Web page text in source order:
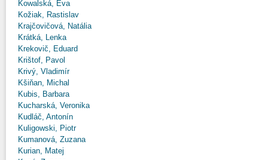
Kowalská, Eva
Kožiak, Rastislav
Krajčovičová, Natália
Krátká, Lenka
Krekovič, Eduard
Krištof, Pavol
Krivý, Vladimír
Kšiňan, Michal
Kubis, Barbara
Kucharská, Veronika
Kudláč, Antonín
Kuligowski, Piotr
Kumanová, Zuzana
Kurian, Matej